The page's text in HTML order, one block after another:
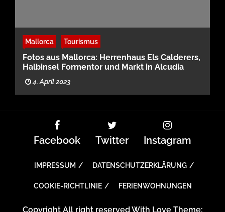
Mallorca Tourismus
Fotos aus Mallorca: Herrenhaus Els Calderers,
Halbinsel Formentor und Markt in Alcudia
4. April 2023
Facebook Twitter Instagram
IMPRESSUM DATENSCHUTZERKLÄRUNG
COOKIE-RICHTLINIE FERIENWOHNUNGEN
Copyright All right reserved With Love Theme: